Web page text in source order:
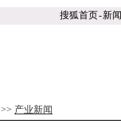
搜狐首页-新闻
>> 产业新闻